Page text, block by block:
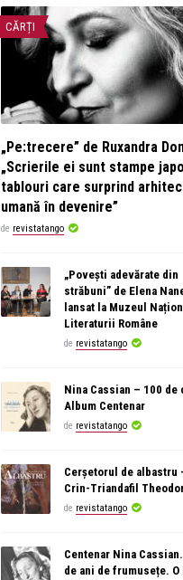
CĂRȚI
„Pe:trecere” de Ruxandra
„Scrierile ei sunt stampe
tablouri care surprind
umană în devenire”
de revistatango
„Povești adevărate din
străbuni” de Elena
lansat la Muzeul
Literaturii Române
de revistatango
Nina Cassian – 100 de
Album Centenar
de revistatango
Cerșetorul de albastru
Crin-Triandafil
de revistatango
Centenar Nina
de ani de frumusețe. O